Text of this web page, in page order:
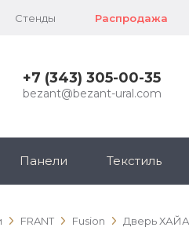
Стенды Распродажа
+7 (343) 305-00-35
bezant@bezant-ural.com
Панели Текстиль
FRANT Fusion Дверь